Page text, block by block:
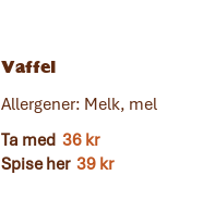
Vaffel
Allergener: Melk, mel
Ta med 36 kr
Spise her 39 kr